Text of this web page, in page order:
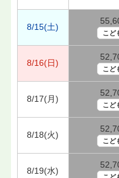
8/15(土)
こど
8/16(日)
こど
8/17(月)
こど
8/18(火)
こど
8/19(水)